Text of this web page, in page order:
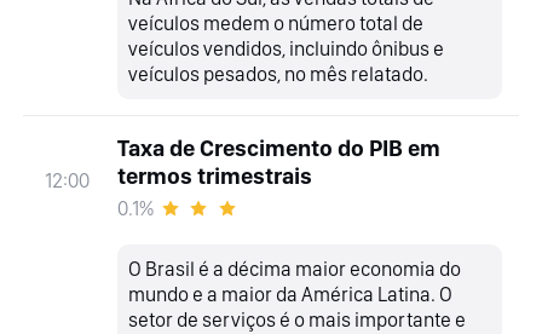
veículos medem o número total de
veículos vendidos, incluindo ônibus e
veículos pesados, no mês relatado.
12:00
Taxa de Crescimento do PIB em
termos trimestrais
0.1%
O Brasil é a décima maior economia do
mundo e a maior da América Latina. O
setor de serviços é o mais importante e